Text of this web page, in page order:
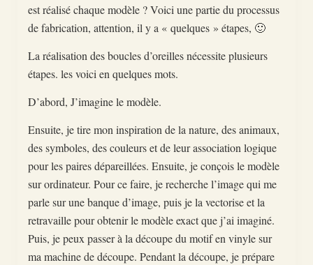
est réalisé chaque modèle ? Voici une partie du processus
de fabrication, attention, il y a « quelques » étapes, 🙂
La réalisation des boucles d’oreilles nécessite plusieurs
étapes. les voici en quelques mots.
D’abord, J’imagine le modèle.
Ensuite, je tire mon inspiration de la nature, des animaux,
des symboles, des couleurs et de leur association logique
pour les paires dépareillées. Ensuite, je conçois le modèle
sur ordinateur. Pour ce faire, je recherche l’image qui me
parle sur une banque d’image, puis je la vectorise et la
retravaille pour obtenir le modèle exact que j’ai imaginé.
Puis, je peux passer à la découpe du motif en vinyle sur
ma machine de découpe. Pendant la découpe, je prépare